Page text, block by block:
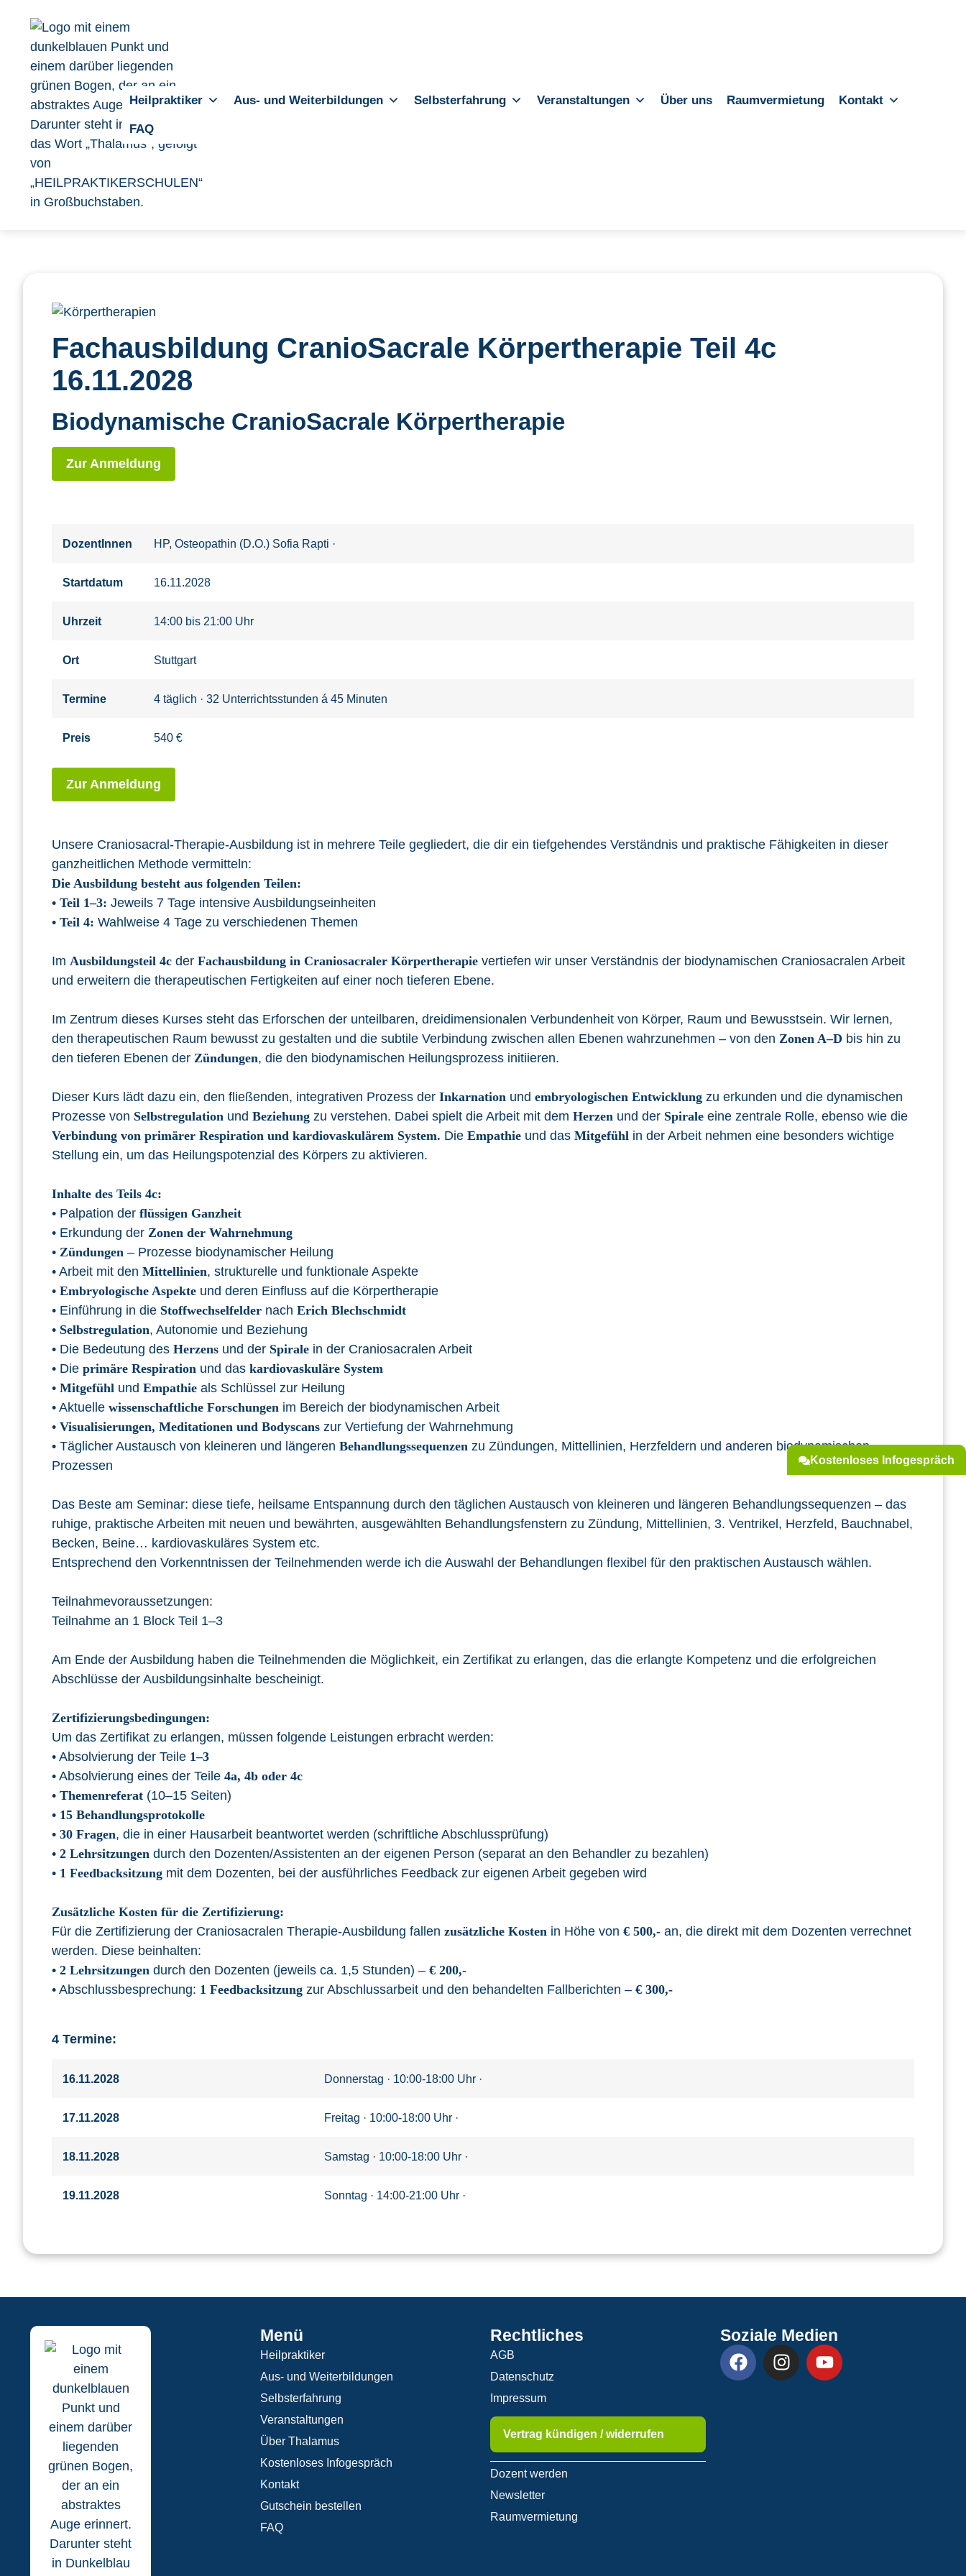
Heilpraktiker Aus- und Weiterbildungen Selbsterfahrung Veranstaltungen Über uns Raumvermietung Kontakt
FAQ
Kostenloses Infogespräch
Fachausbildung CranioSacrale Körpertherapie Teil 4c
16.11.2028
Biodynamische CranioSacrale Körpertherapie
Zur Anmeldung
DozentInnen HP, Osteopathin (D.O.) Sofia Rapti ·
Startdatum 16.11.2028
Uhrzeit 14:00 bis 21:00 Uhr
Ort Stuttgart
Termine 4 täglich · 32 Unterrichtsstunden á 45 Minuten
Preis 540 €
Zur Anmeldung
Unsere Craniosacral-Therapie-Ausbildung ist in mehrere Teile gegliedert, die dir ein tiefgehendes Verständnis und praktische Fähigkeiten in dieser
ganzheitlichen Methode vermitteln:
Die Ausbildung besteht aus folgenden Teilen:
• Teil 1–3: Jeweils 7 Tage intensive Ausbildungseinheiten
• Teil 4: Wahlweise 4 Tage zu verschiedenen Themen
Im Ausbildungsteil 4c der Fachausbildung in Craniosacraler Körpertherapie vertiefen wir unser Verständnis der biodynamischen Craniosacralen Arbeit
und erweitern die therapeutischen Fertigkeiten auf einer noch tieferen Ebene.
Im Zentrum dieses Kurses steht das Erforschen der unteilbaren, dreidimensionalen Verbundenheit von Körper, Raum und Bewusstsein. Wir lernen,
den therapeutischen Raum bewusst zu gestalten und die subtile Verbindung zwischen allen Ebenen wahrzunehmen – von den Zonen A–D bis hin zu
den tieferen Ebenen der Zündungen, die den biodynamischen Heilungsprozess initiieren.
Dieser Kurs lädt dazu ein, den fließenden, integrativen Prozess der Inkarnation und embryologischen Entwicklung zu erkunden und die dynamischen
Prozesse von Selbstregulation und Beziehung zu verstehen. Dabei spielt die Arbeit mit dem Herzen und der Spirale eine zentrale Rolle, ebenso wie die
Verbindung von primärer Respiration und kardiovaskulärem System. Die Empathie und das Mitgefühl in der Arbeit nehmen eine besonders wichtige
Stellung ein, um das Heilungspotenzial des Körpers zu aktivieren.
Inhalte des Teils 4c:
• Palpation der flüssigen Ganzheit
• Erkundung der Zonen der Wahrnehmung
• Zündungen – Prozesse biodynamischer Heilung
• Arbeit mit den Mittellinien, strukturelle und funktionale Aspekte
• Embryologische Aspekte und deren Einfluss auf die Körpertherapie
• Einführung in die Stoffwechselfelder nach Erich Blechschmidt
• Selbstregulation, Autonomie und Beziehung
• Die Bedeutung des Herzens und der Spirale in der Craniosacralen Arbeit
• Die primäre Respiration und das kardiovaskuläre System
• Mitgefühl und Empathie als Schlüssel zur Heilung
• Aktuelle wissenschaftliche Forschungen im Bereich der biodynamischen Arbeit
• Visualisierungen, Meditationen und Bodyscans zur Vertiefung der Wahrnehmung
• Täglicher Austausch von kleineren und längeren Behandlungssequenzen zu Zündungen, Mittellinien, Herzfeldern und anderen biodynamischen
Prozessen
Das Beste am Seminar: diese tiefe, heilsame Entspannung durch den täglichen Austausch von kleineren und längeren Behandlungssequenzen – das
ruhige, praktische Arbeiten mit neuen und bewährten, ausgewählten Behandlungsfenstern zu Zündung, Mittellinien, 3. Ventrikel, Herzfeld, Bauchnabel,
Becken, Beine… kardiovaskuläres System etc.
Entsprechend den Vorkenntnissen der Teilnehmenden werde ich die Auswahl der Behandlungen flexibel für den praktischen Austausch wählen.
Teilnahmevoraussetzungen:
Teilnahme an 1 Block Teil 1–3
Am Ende der Ausbildung haben die Teilnehmenden die Möglichkeit, ein Zertifikat zu erlangen, das die erlangte Kompetenz und die erfolgreichen
Abschlüsse der Ausbildungsinhalte bescheinigt.
Zertifizierungsbedingungen:
Um das Zertifikat zu erlangen, müssen folgende Leistungen erbracht werden:
• Absolvierung der Teile 1–3
• Absolvierung eines der Teile 4a, 4b oder 4c
• Themenreferat (10–15 Seiten)
• 15 Behandlungsprotokolle
• 30 Fragen, die in einer Hausarbeit beantwortet werden (schriftliche Abschlussprüfung)
• 2 Lehrsitzungen durch den Dozenten/Assistenten an der eigenen Person (separat an den Behandler zu bezahlen)
• 1 Feedbacksitzung mit dem Dozenten, bei der ausführliches Feedback zur eigenen Arbeit gegeben wird
Zusätzliche Kosten für die Zertifizierung:
Für die Zertifizierung der Craniosacralen Therapie-Ausbildung fallen zusätzliche Kosten in Höhe von € 500,- an, die direkt mit dem Dozenten verrechnet
werden. Diese beinhalten:
• 2 Lehrsitzungen durch den Dozenten (jeweils ca. 1,5 Stunden) – € 200,-
• Abschlussbesprechung: 1 Feedbacksitzung zur Abschlussarbeit und den behandelten Fallberichten – € 300,-
4 Termine:
16.11.2028 Donnerstag · 10:00-18:00 Uhr ·
17.11.2028 Freitag · 10:00-18:00 Uhr ·
18.11.2028 Samstag · 10:00-18:00 Uhr ·
19.11.2028 Sonntag · 14:00-21:00 Uhr ·
Menü
Heilpraktiker
Aus- und Weiterbildungen
Selbsterfahrung
Veranstaltungen
Über Thalamus
Kostenloses Infogespräch
Kontakt
Gutschein bestellen
FAQ
Rechtliches
AGB
Datenschutz
Impressum
Vertrag kündigen / widerrufen
Dozent werden
Newsletter
Raumvermietung
Soziale Medien